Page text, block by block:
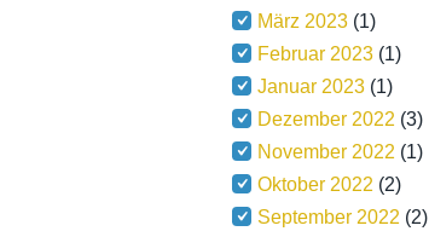
März 2023 (1)
Februar 2023 (1)
Januar 2023 (1)
Dezember 2022 (3)
November 2022 (1)
Oktober 2022 (2)
September 2022 (2)